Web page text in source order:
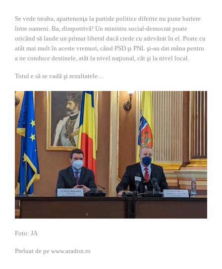
Se vede treaba, apartenenţa la partide politice diferite nu pune bariere
între oameni. Ba, dimpotrivă! Un ministru social-democrat poate
oricând să laude un primar liberal dacă crede cu adevărat în el. Poate cu
atât mai mult în aceste vremuri, când PSD şi PNL şi-au dat mâna pentru
a ne conduce destinele, atât la nivel naţional, cât şi la nivel local.
Totul e să se vadă şi rezultatele…
Foto: JA
Preluat de pe www.aradon.ro